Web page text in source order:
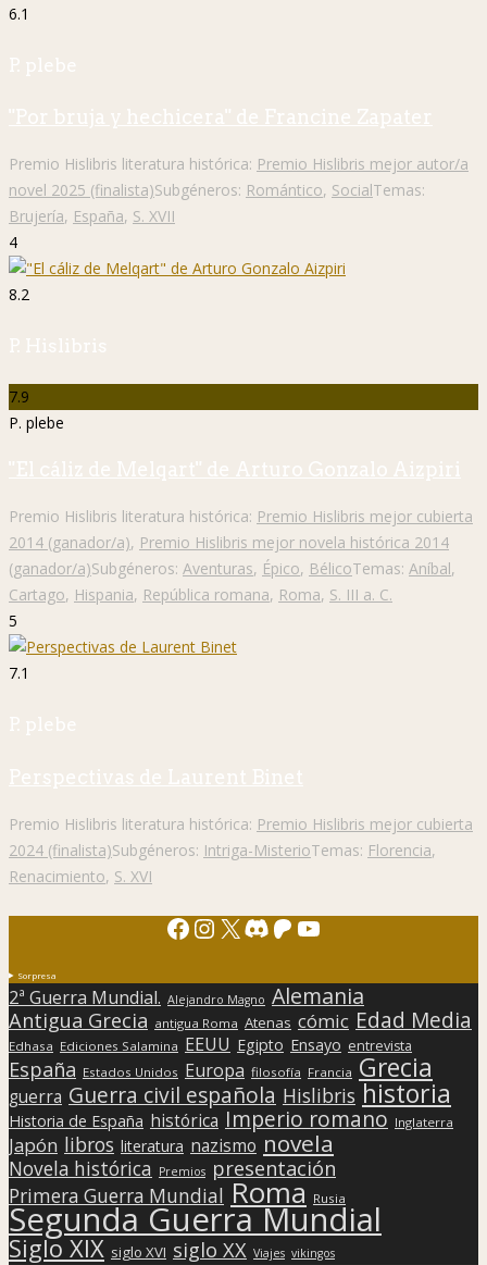
6.1
P. plebe
"Por bruja y hechicera" de Francine Zapater
Premio Hislibris literatura histórica: Premio Hislibris mejor autor/a
novel 2025 (finalista)Subgéneros: Romántico, SocialTemas:
Brujería, España, S. XVII
4
8.2
P. Hislibris
7.9
P. plebe
"El cáliz de Melqart" de Arturo Gonzalo Aizpiri
Premio Hislibris literatura histórica: Premio Hislibris mejor cubierta
2014 (ganador/a), Premio Hislibris mejor novela histórica 2014
(ganador/a)Subgéneros: Aventuras, Épico, BélicoTemas: Aníbal,
Cartago, Hispania, República romana, Roma, S. III a. C.
5
7.1
P. plebe
Perspectivas de Laurent Binet
Premio Hislibris literatura histórica: Premio Hislibris mejor cubierta
2024 (finalista)Subgéneros: Intriga-MisterioTemas: Florencia,
Renacimiento, S. XVI
Facebook
Instagram
X Discord
Patreon
YouTube
Sorpresa
2ª Guerra Mundial. Alejandro Magno Alemania
Antigua Grecia antigua Roma Atenas cómic Edad Media
Edhasa Ediciones Salamina EEUU Egipto Ensayo entrevista
España Estados Unidos Europa filosofía Francia Grecia
guerra Guerra civil española Hislibris historia
Historia de España histórica Imperio romano Inglaterra
Japón libros literatura nazismo novela
Novela histórica Premios presentación
Primera Guerra Mundial Roma Rusia
Segunda Guerra Mundial
Siglo XIX siglo XVI siglo XX Viajes vikingos